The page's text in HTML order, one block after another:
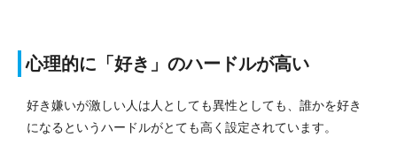
心理的に「好き」のハードルが高い
好き嫌いが激しい人は人としても異性としても、誰かを好き
になるというハードルがとても高く設定されています。